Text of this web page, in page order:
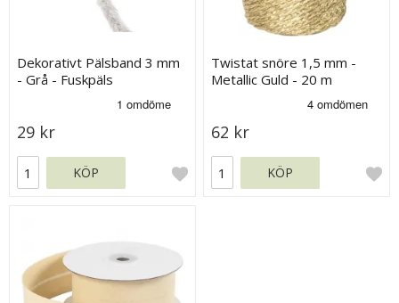
Dekorativt Pälsband 3 mm
- Grå - Fuskpäls
29 kr
KÖP
Twistat snöre 1,5 mm -
Metallic Guld - 20 m
62 kr
KÖP